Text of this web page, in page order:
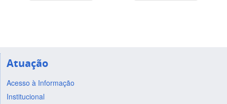
Atuação
Acesso à Informação
Institucional